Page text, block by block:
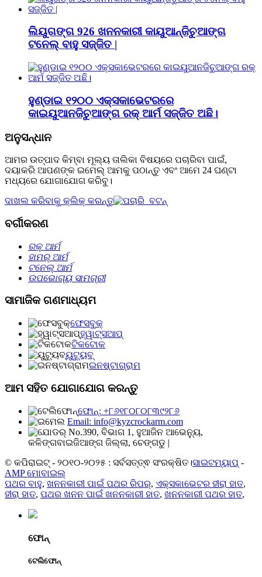
ଲିୟୁଗଙ୍ଗ 926 ଖନନକାରୀ କାୟୁଆନ୍ଜିଚୁଆଙ୍ଗ
ଟନେଲ୍ ବାହୁ ସଜ୍ଜିତ |
ହୁଣ୍ଡାଇ ୧୨୦୦ ଏକ୍ସକାଭେଟରରେ
କାଇୟୁଆନଜିଚୁଆଙ୍ଗ ରକ୍ ଆର୍ମ ସଜ୍ଜିତ ଅଛି।
ଅନୁସନ୍ଧାନ
ଆମର ଉତ୍ପାଦ କିମ୍ବା ମୂଲ୍ୟ ତାଲିକା ବିଷୟରେ ପଚାରିବା ପାଇଁ,
ଦୟାକରି ଆପଣଙ୍କ ଇମେଲ୍ ଆମକୁ ପଠାନ୍ତୁ ଏବଂ ଆମେ 24 ଘଣ୍ଟା
ମଧ୍ୟରେ ଯୋଗାଯୋଗ କରିବୁ।
ଦାଖଲ କରିବାକୁ କ୍ଲିକ୍ କରନ୍ତୁ
ବର୍ଗୀକରଣ
ରକ୍ ଆର୍ମ
ହାମର୍ ଆର୍ମ
ଟନେଲ୍‌ ଆର୍ମ
ଉପଭୋଗ୍ୟ ସାମଗ୍ରୀ
ସାମାଜିକ ଗଣମାଧ୍ୟମ
ଫେସବୁକ୍
ହ୍ୱାଟ୍ସଆପ୍
ଟିକଟୋକ
ୟୁଟ୍ୟୁବ୍
ଇନଷ୍ଟାଗ୍ରାମ
ଆମ ସହିତ ଯୋଗାଯୋଗ କରନ୍ତୁ
ଫୋନ୍: +୮୬୧୮୦୮୦୮୩୯୨୮୬
Email: info@kyzcrockarm.com
No.390, ବିଭାଗ 1, ହୁଆଜିନ ଆଭେନ୍ୟୁ,
କଳିଙ୍ଗବାଇଜିଆଙ୍ଗ ଜିଲ୍ଲା, ଚେଙ୍ଗଡୁ |
© କପିରାଇଟ୍ - ୨୦୧୦-୨୦୨୫ : ସର୍ବସତ୍ତ୍ଵ ସଂରକ୍ଷିତ।ସାଇଟମ୍ୟାପ୍ -
AMP ମୋବାଇଲ୍
ପଥର ବାହୁ, ଖନନକାରୀ ପାଇଁ ପଥର ରିପର୍, ଏକ୍ସକାଭେଟର ହୀରା ହାତ,
ହୀରା ହାତ, ପଥର ଖନନ ପାଇଁ ଖନନକାରୀ ହାତ, ଖନନକାରୀ ପଥର ହାତ,
ଫୋନ୍
ଟେଲିଫୋନ୍